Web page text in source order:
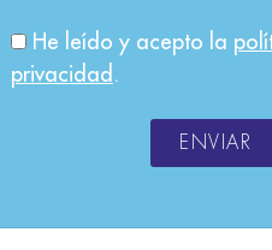
He leído y acepto la
privacidad .
ENVIAR